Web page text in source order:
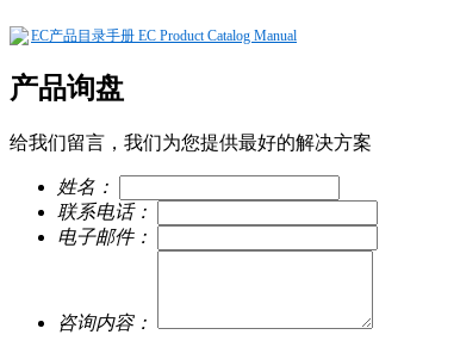
EC产品目录手册 EC Product Catalog Manual
产品询盘
给我们留言，我们为您提供最好的解决方案
姓名：
联系电话：
电子邮件：
咨询内容：